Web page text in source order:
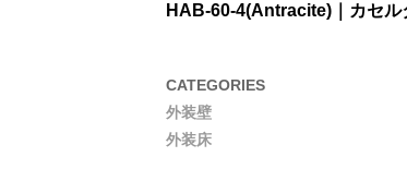
HAB-60-4(Antracite)｜カセ
CATEGORIES
外装壁
外装床